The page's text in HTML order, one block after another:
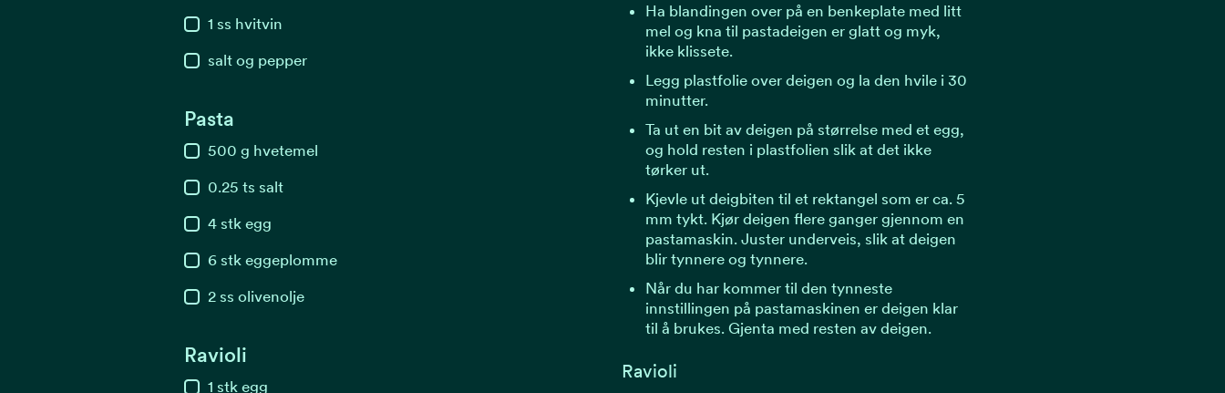
1 ss hvitvin
salt og pepper
Pasta
500 g hvetemel
0.25 ts salt
4 stk egg
6 stk eggeplomme
2 ss olivenolje
Ravioli
1 stk egg
Ha blandingen over på en benkeplate med litt
mel og kna til pastadeigen er glatt og myk,
ikke klissete.
Legg plastfolie over deigen og la den hvile i 30
minutter.
Ta ut en bit av deigen på størrelse med et egg,
og hold resten i plastfolien slik at det ikke
tørker ut.
Kjevle ut deigbiten til et rektangel som er ca. 5
mm tykt. Kjør deigen flere ganger gjennom en
pastamaskin. Juster underveis, slik at deigen
blir tynnere og tynnere.
Når du har kommer til den tynneste
innstillingen på pastamaskinen er deigen klar
til å brukes. Gjenta med resten av deigen.
Ravioli